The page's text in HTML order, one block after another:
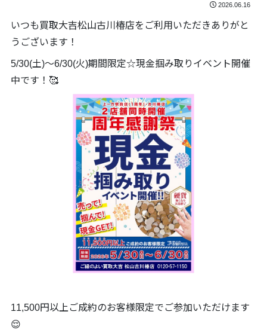
2026.06.16
いつも買取大吉松山古川椿店をご利用いただきありがと
うございます！
5/30(土)～6/30(火)期間限定☆現金掴み取りイベント開催
中です！🥰
11,500円以上ご成約のお客様限定でご参加いただけます
😌